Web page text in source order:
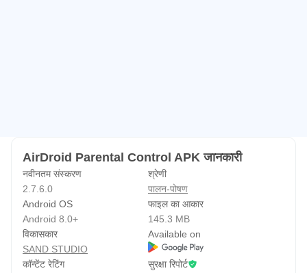
AirDroid Parental Control APK जानकारी
नवीनतम संस्करण
2.7.6.0
श्रेणी
पालन-पोषण
Android OS
Android 8.0+
फाइल का आकार
145.3 MB
विकासकार
SAND STUDIO
Available on
कॉन्टेंट रेटिंग
सुरक्षा रिपोर्ट